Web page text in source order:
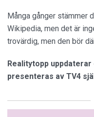
Många gånger stämmer
Wikipedia, men det är
trovärdig, men den bör
Realitytopp
presenteras av TV4